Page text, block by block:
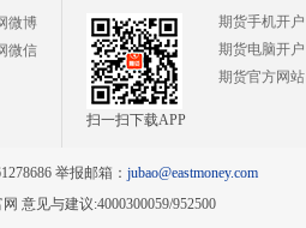
微博
微信
扫一扫下载APP
期货手机开户
期货电脑开户
期货官方网站
举报邮箱： jubao@eastmoney.com
意见与建议:4000300059/952500